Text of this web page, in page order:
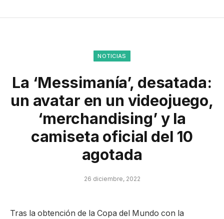
NOTICIAS
La ‘Messimanía’, desatada:
un avatar en un videojuego,
‘merchandising’ y la
camiseta oficial del 10
agotada
26 diciembre, 2022
Tras la obtención de la Copa del Mundo con la